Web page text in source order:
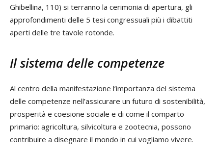
Ghibellina, 110) si terranno la cerimonia di apertura, gli
approfondimenti delle 5 tesi congressuali più i dibattiti
aperti delle tre tavole rotonde.
Il sistema delle competenze
Al centro della manifestazione l’importanza del sistema
delle competenze nell’assicurare un futuro di sostenibilità,
prosperità e coesione sociale e di come il comparto
primario: agricoltura, silvicoltura e zootecnia, possono
contribuire a disegnare il mondo in cui vogliamo vivere.